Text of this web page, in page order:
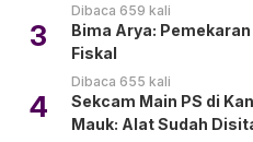
Dibaca 659 kali
3
Bima Arya:
Fiskal
Dibaca 655 kali
4
Sekcam Main PS di
Mauk: Alat Sudah